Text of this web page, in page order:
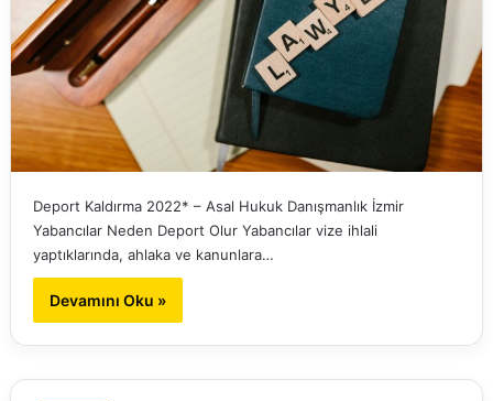
Deport Kaldırma 2022* – Asal Hukuk Danışmanlık İzmir
Yabancılar Neden Deport Olur Yabancılar vize ihlali
yaptıklarında, ahlaka ve kanunlara…
Devamını Oku »